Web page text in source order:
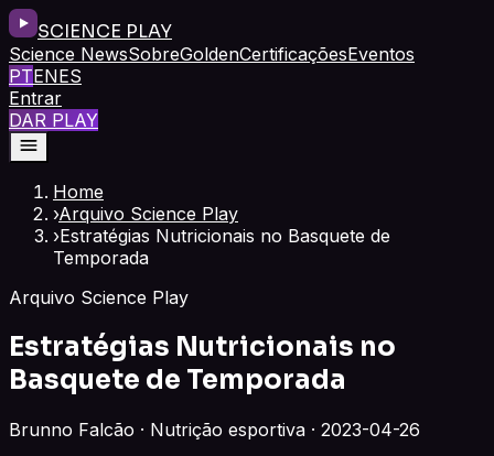
SCIENCE PLAY
Science NewsSobreGoldenCertificaçõesEventos
PTENES
Entrar
DAR PLAY
Home
›Arquivo Science Play
›Estratégias Nutricionais no Basquete de
Temporada
Arquivo Science Play
Estratégias Nutricionais no
Basquete de Temporada
Brunno Falcão · Nutrição esportiva · 2023-04-26